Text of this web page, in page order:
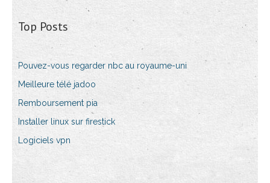
Top Posts
Pouvez-vous regarder nbc au royaume-uni
Meilleure télé jadoo
Remboursement pia
Installer linux sur firestick
Logiciels vpn